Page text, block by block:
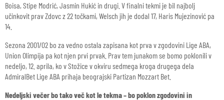
Boisa, Stipe Modrić, Jasmin Hukić in drugi. V finalni tekmi je bil najbolj
učinkovit prav Zdovc z 22 točkami, Welsch jih je dodal 17, Haris Mujezinović pa
14.
Sezona 2001/02 bo za vedno ostala zapisana kot prva v zgodovini Lige ABA,
Union Olimpija pa kot njen prvi prvak. Prav tem junakom se bomo poklonili v
nedeljo, 12. aprila, ko v Stožice v okviru sedmega kroga drugega dela
AdmiralBet Lige ABA prihaja beograjski Partizan Mozzart Bet.
Nedeljski večer bo tako več kot le tekma – bo poklon zgodovini in